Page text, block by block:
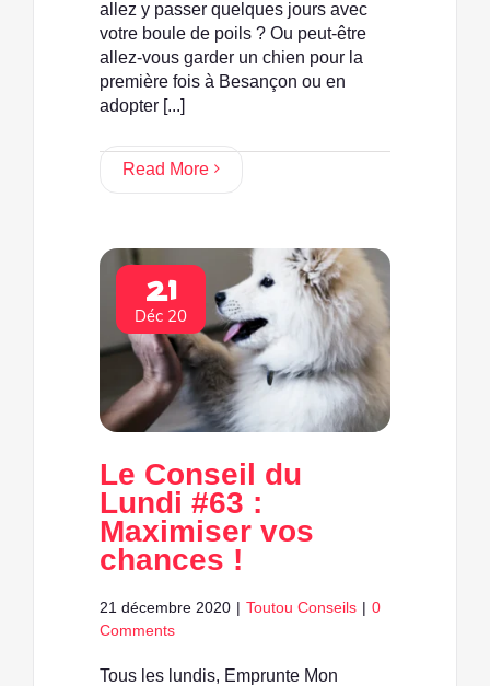
allez y passer quelques jours avec
votre boule de poils ? Ou peut-être
allez-vous garder un chien pour la
première fois à Besançon ou en
adopter [...]
Read More
21
Déc 20
Le Conseil du
Lundi #63 :
Maximiser vos
chances !
21 décembre 2020 | Toutou Conseils | 0
Comments
Tous les lundis, Emprunte Mon